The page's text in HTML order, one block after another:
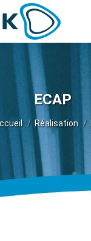
ECAP
êtes ici :Réalisation